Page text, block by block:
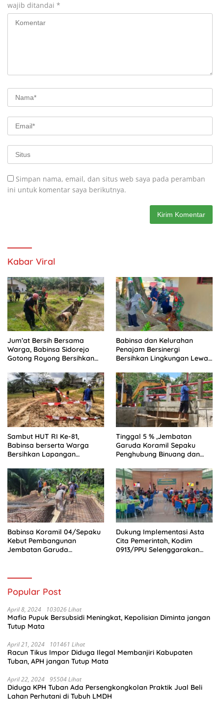
wajib ditandai *
Simpan nama, email, dan situs web saya pada peramban
ini untuk komentar saya berikutnya.
Kabar Viral
Jum’at Bersih Bersama
Warga, Babinsa Sidorejo
Gotong Royong Bersihkan
Babinsa dan Kelurahan
Penajam Bersinergi
Bersihkan Lingkungan Lewat
Sambut HUT RI Ke-81,
Babinsa berserta Warga
Bersihkan Lapangan
Tinggal 5 % ,Jembatan
Garuda Koramil Sepaku
Penghubung Binuang dan
Babinsa Koramil 04/Sepaku
Kebut Pembangunan
Jembatan Garuda
Dukung Implementasi Asta
Cita Pemerintah, Kodim
0913/PPU Selenggarakan
Popular Post
April 8, 2024 103026 Lihat
Mafia Pupuk Bersubsidi Meningkat, Kepolisian Diminta jangan
Tutup Mata
April 21, 2024 101461 Lihat
Racun Tikus Impor Diduga Ilegal Membanjiri Kabupaten
Tuban, APH jangan Tutup Mata
April 22, 2024 95504 Lihat
Diduga KPH Tuban Ada Persengkongkolan Praktik Jual Beli
Lahan Perhutani di Tubuh LMDH